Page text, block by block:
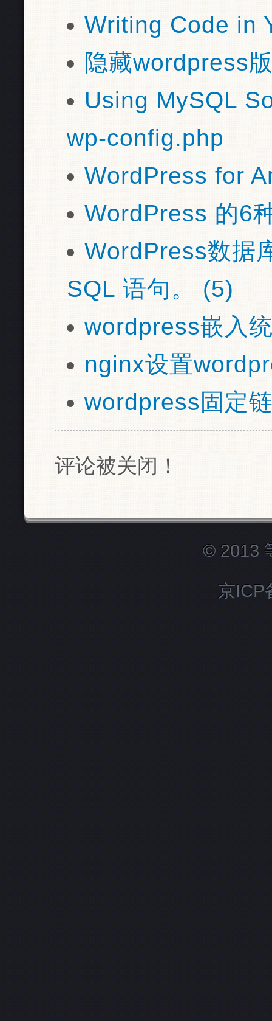
Writing Code in
隐藏wordpress
Using MySQL
wp-config.php
WordPress for
WordPress 的6
WordPress数据
SQL 语句。 (5)
wordpress嵌入
nginx设置
wordpress固定
评论被关闭！
© 2013
京ICP